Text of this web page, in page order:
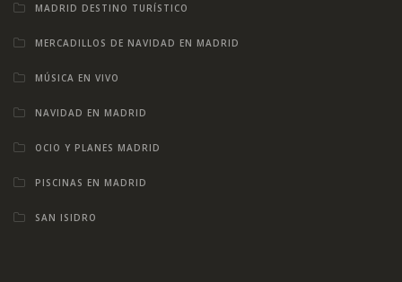
MADRID DESTINO TURÍSTICO
MERCADILLOS DE NAVIDAD EN MADRID
MÚSICA EN VIVO
NAVIDAD EN MADRID
OCIO Y PLANES MADRID
PISCINAS EN MADRID
SAN ISIDRO